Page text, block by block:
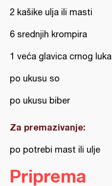
2 kašike ulja ili masti
6 srednjih krompira
1 veća glavica crnog luka
po ukusu so
po ukusu biber
Za premazivanje:
po potrebi mast ili ulje
Priprema